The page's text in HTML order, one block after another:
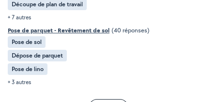
Découpe de plan de travail
+ 7 autres
Pose de parquet - Revêtement de sol (40 réponses)
Pose de sol
Dépose de parquet
Pose de lino
+ 3 autres